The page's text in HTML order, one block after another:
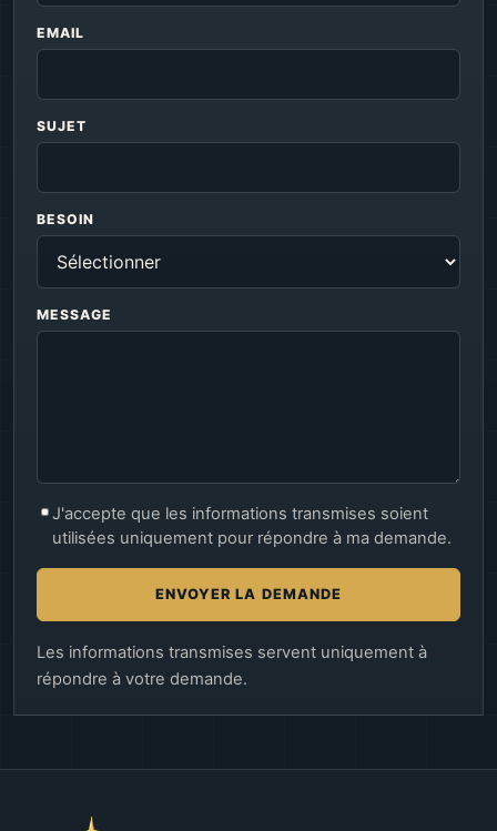
EMAIL
SUJET
BESOIN
MESSAGE
J'accepte que les informations transmises soient
utilisées uniquement pour répondre à ma demande.
ENVOYER LA DEMANDE
Les informations transmises servent uniquement à
répondre à votre demande.